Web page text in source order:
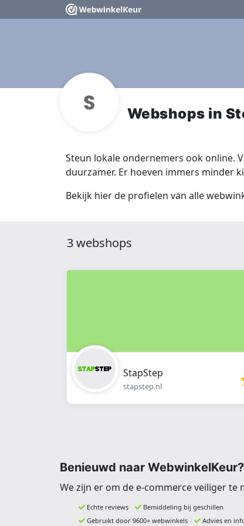
Webshops in
Steun lokale ondernemers ook online.
duurzamer. Er hoeven immers minder
Bekijk hier de profielen van alle
3 webshops
StapStep
stapstep.nl
Benieuwd naar WebwinkelKeur?
We zijn er om de e-commerce veiliger te
Echte reviews
Bemiddeling bij geschillen
Gebruikt door 9600+ webwinkels
Advies en